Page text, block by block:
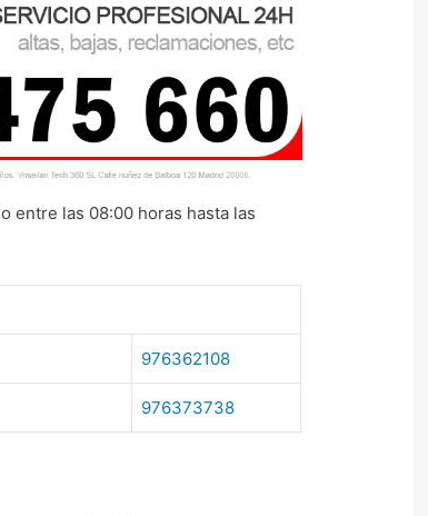
entre las 08:00 horas hasta las
976362108
976373738